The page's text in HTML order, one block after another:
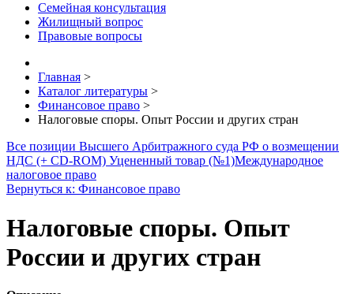
Семейная консультация
Жилищный вопрос
Правовые вопросы
Главная >
Каталог литературы >
Финансовое право >
Налоговые споры. Опыт России и других стран
Все позиции Высшего Арбитражного суда РФ о возмещении
НДС (+ CD-ROM) Уцененный товар (№1)Международное
налоговое право
Вернуться к: Финансовое право
Налоговые споры. Опыт
России и других стран